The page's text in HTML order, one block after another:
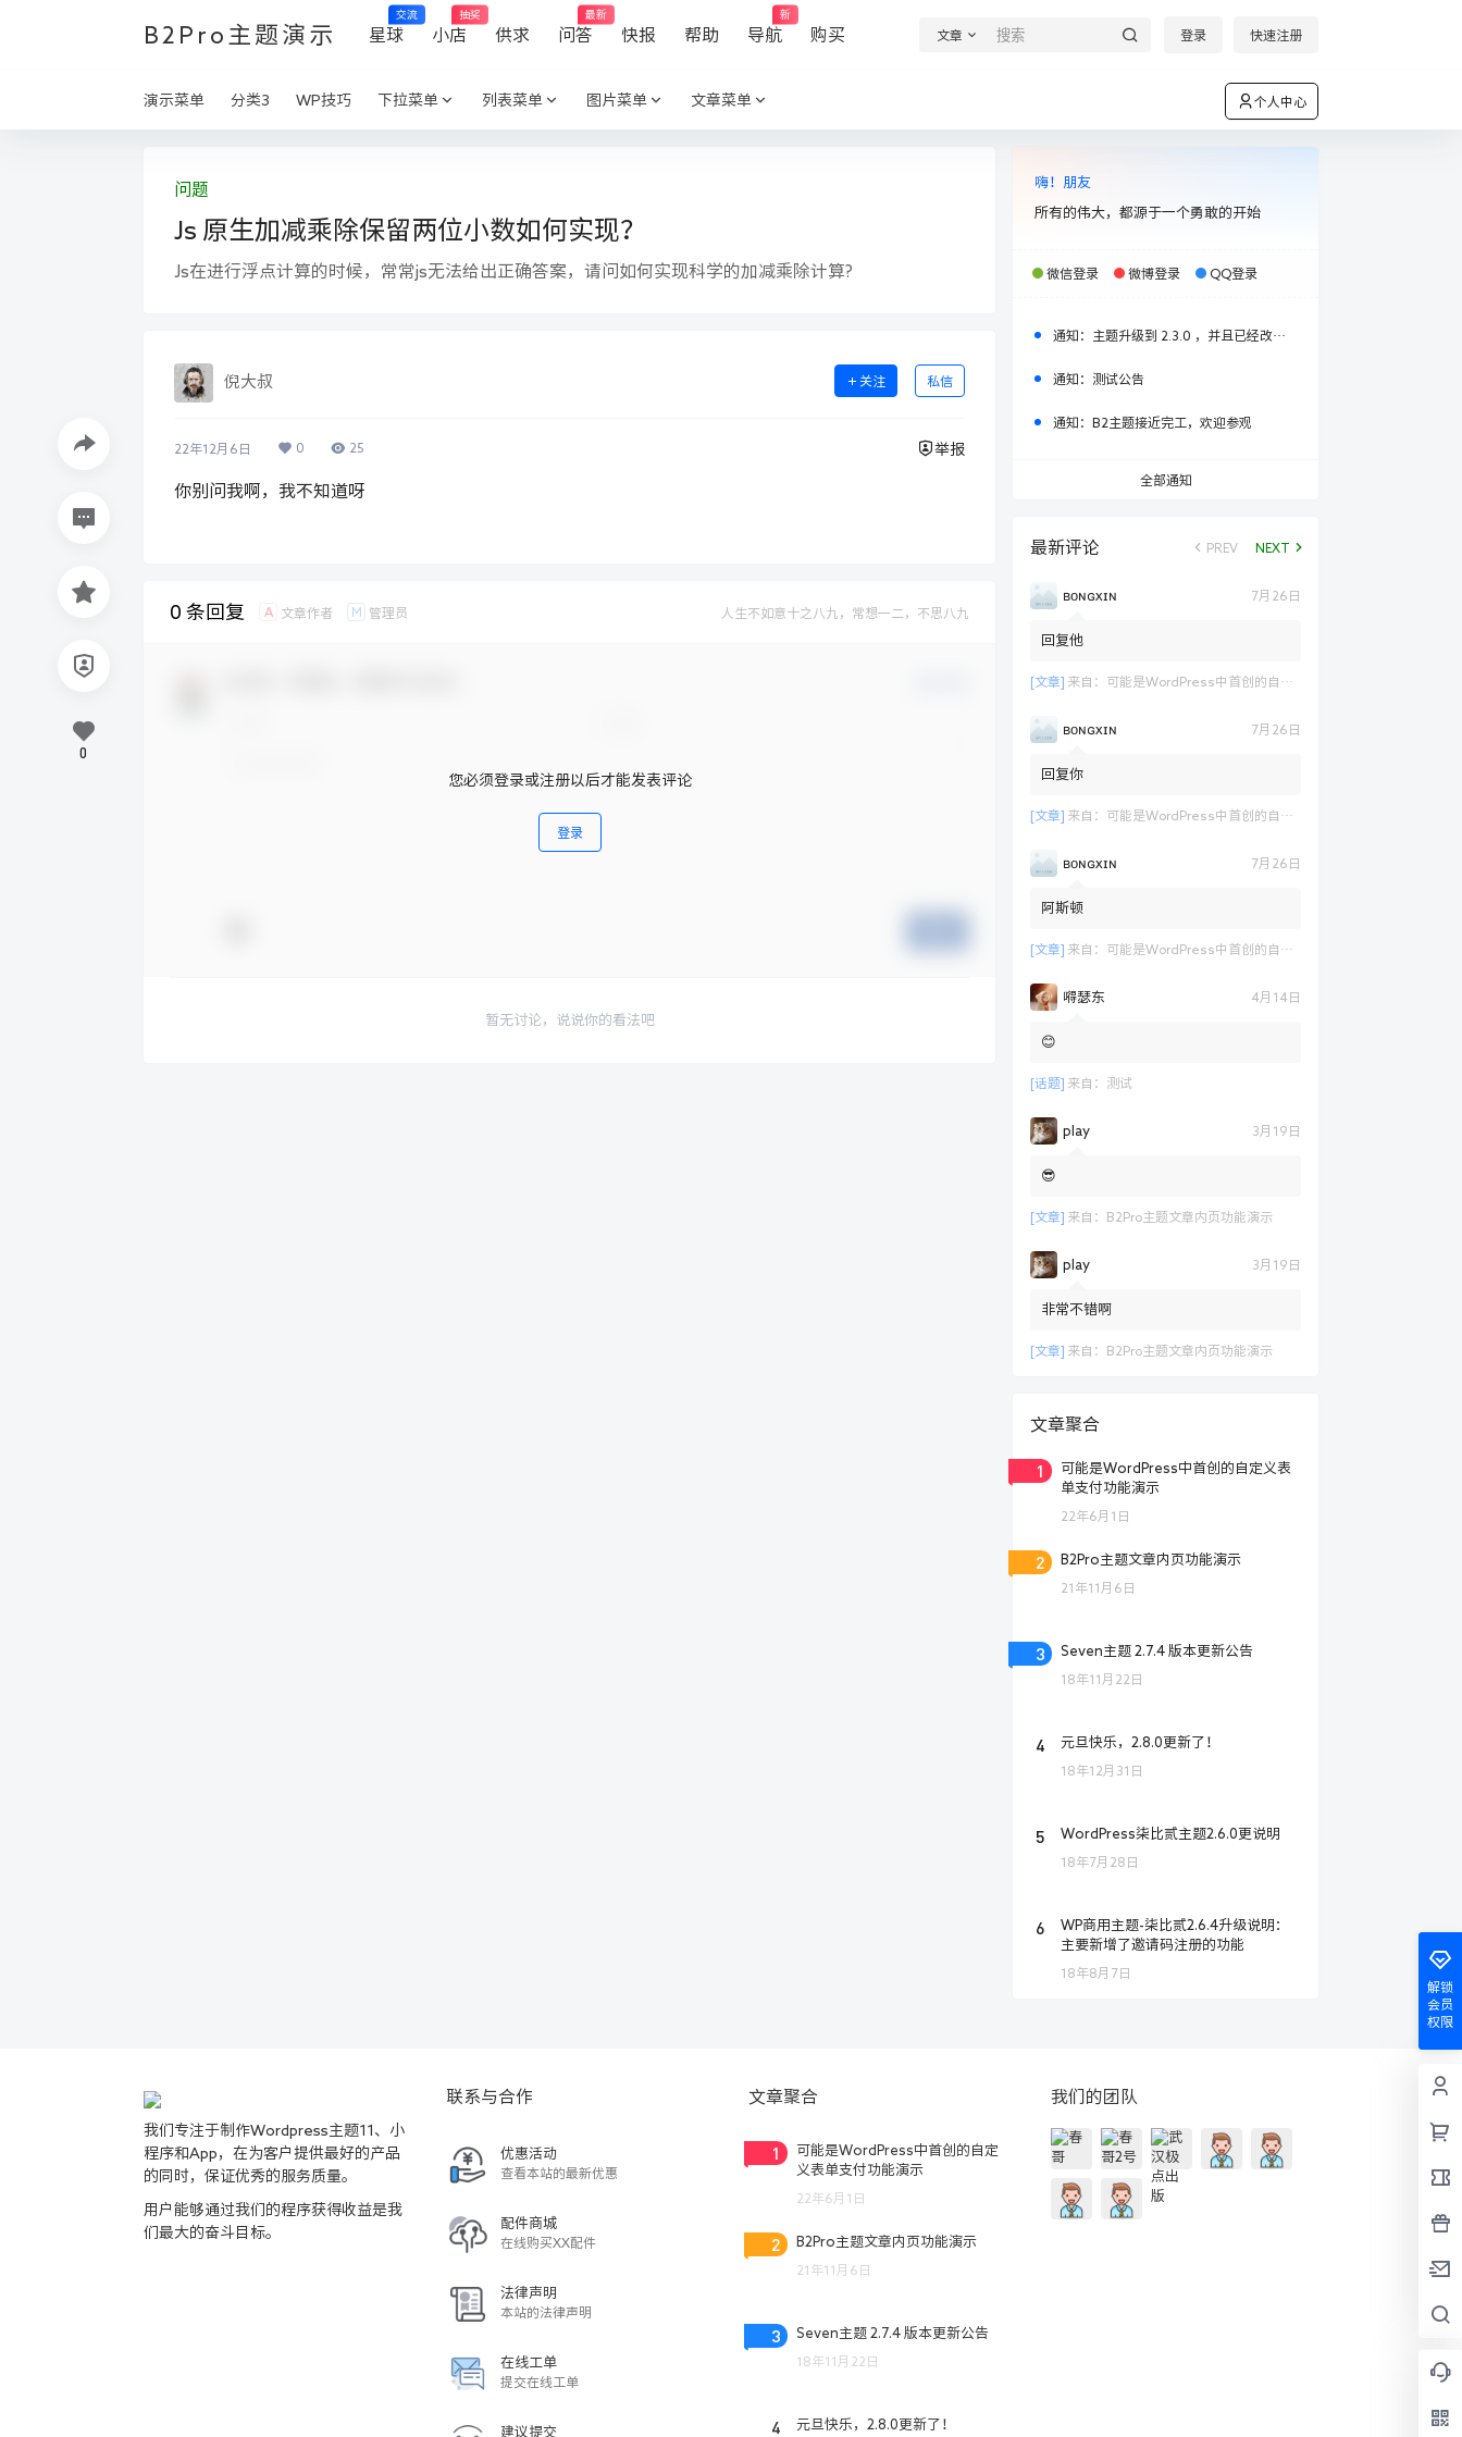
B2Pro主题演示 星球
交流
小店
抽奖
供求 问答
最新
快报 帮助 导航
新
购买 文章 登录 快速注册
演示菜单 分类3 WP技巧 下拉菜单 列表菜单 图片菜单 文章菜单 个人中心
问题
Js 原生加减乘除保留两位小数如何实现？
Js在进行浮点计算的时候，常常js无法给出正确答案，请问如何实现科学的加减乘除计算?
倪大叔 关注 私信
22年12月6日 0 25 举报
你别问我啊，我不知道呀
0
0 条回复 A 文章作者 M 管理员 人生不如意十之八九，常想一二，不思八九
您必须登录或注册以后才能发表评论
登录
暂无讨论，说说你的看法吧
嗨！朋友
所有的伟大，都源于一个勇敢的开始
微信登录 微博登录 QQ登录
通知： 主题升级到 2.3.0 ，并且已经改名柒比贰（seven）主题，请大家注意！
通知： 测试公告
通知： B2主题接近完工，欢迎参观
全部通知
最新评论 PREV NEXT
ʙᴏɴɢxɪɴ 7月26日
回复他
[文章] 来自： 可能是WordPress中首创的自定义表单支付功能演示
ʙᴏɴɢxɪɴ 7月26日
回复你
[文章] 来自： 可能是WordPress中首创的自定义表单支付功能演示
ʙᴏɴɢxɪɴ 7月26日
阿斯顿
[文章] 来自： 可能是WordPress中首创的自定义表单支付功能演示
嘚瑟东 4月14日
😊
[话题] 来自： 测试
play 3月19日
😎
[文章] 来自： B2Pro主题文章内页功能演示
play 3月19日
非常不错啊
[文章] 来自： B2Pro主题文章内页功能演示
文章聚合
1
可能是WordPress中首创的自定义表
单支付功能演示
22年6月1日
2 B2Pro主题文章内页功能演示
21年11月6日
3 Seven主题 2.7.4 版本更新公告
18年11月22日
4 元旦快乐，2.8.0更新了！
18年12月31日
5 WordPress柒比贰主题2.6.0更说明
18年7月28日
6
WP商用主题-柒比贰2.6.4升级说明：
主要新增了邀请码注册的功能
18年8月7日
解锁
会员
权限
我们专注于制作Wordpress主题11、小
程序和App，在为客户提供最好的产品
的同时，保证优秀的服务质量。
用户能够通过我们的程序获得收益是我
们最大的奋斗目标。
联系与合作
优惠活动
查看本站的最新优惠
配件商城
在线购买XX配件
法律声明
本站的法律声明
在线工单
提交在线工单
建议提交
文章聚合
1
可能是WordPress中首创的自定
义表单支付功能演示
22年6月1日
2 B2Pro主题文章内页功能演示
21年11月6日
3 Seven主题 2.7.4 版本更新公告
18年11月22日
4 元旦快乐，2.8.0更新了！
我们的团队